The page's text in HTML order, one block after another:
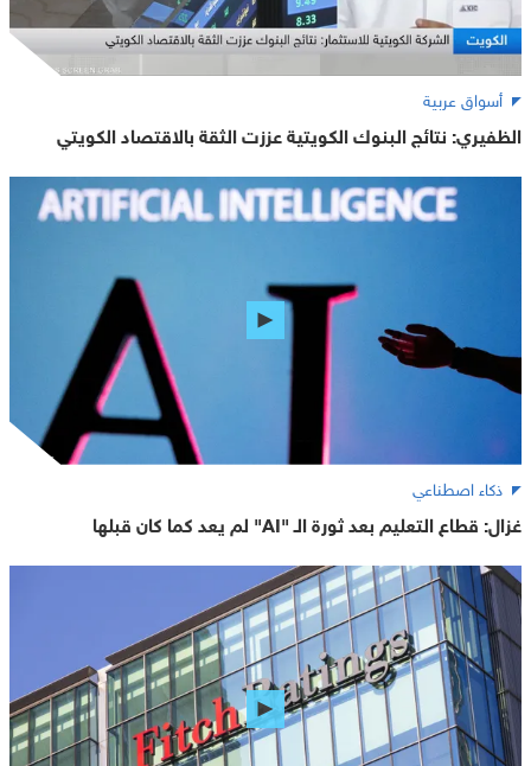
أسواق عربية
الظفيري: نتائج البنوك الكويتية عززت الثقة بالاقتصاد الكويتي
ذكاء اصطناعي
غزال: قطاع التعليم بعد ثورة الـ "AI" لم يعد كما كان قبلها